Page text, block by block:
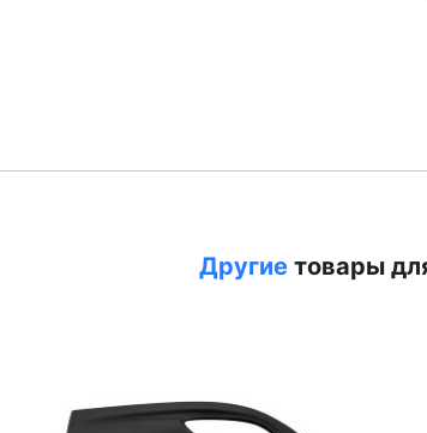
Другие товары